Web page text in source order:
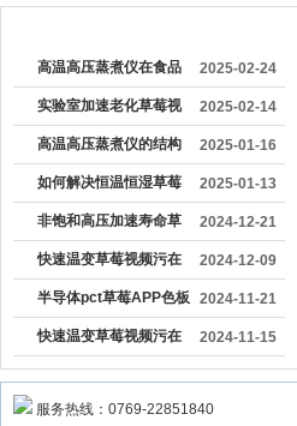
高温高压蒸煮仪在食品
加工行业中具有重要作
用
2025-02-24
实验室加速老化草莓视
频污在线观看
2025-02-14
高温高压蒸煮仪的结构
特点及应用领域
2025-01-16
如何解决恒温恒湿草莓
视频污在线观看温度降
得慢
2025-01-13
非饱和高压加速寿命草
莓APP色板下载能够更
精确地模拟实际工作环
境
2024-12-21
快速温变草莓视频污在
线观看的温度波动度和
温度均匀度是多少
2024-12-09
半导体pct草莓APP色板
下载的结构组成与工作
原理
2024-11-21
快速温变草莓视频污在
线观看设备工艺
2024-11-15
服务热线：0769-22851840